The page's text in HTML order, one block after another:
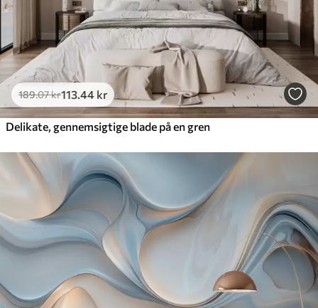
189.07kr113 .44 kr
Delikate, gennemsigtige blade på en gren